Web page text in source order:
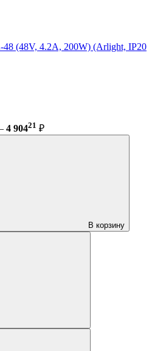
(48V, 4.2A, 200W) (Arlight, IP20
4 90421 ₽
В корзину